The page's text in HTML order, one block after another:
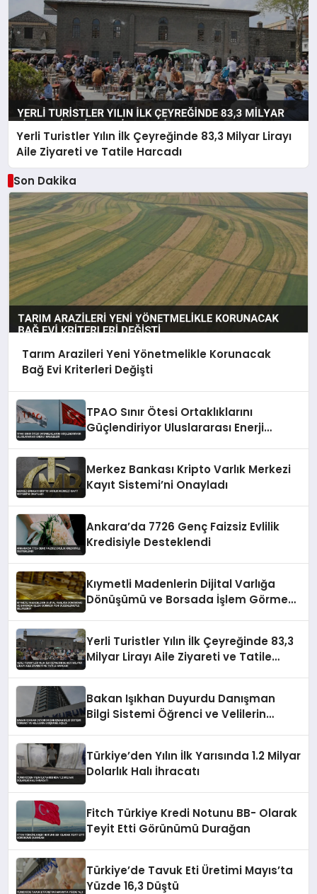
Yerli Turistler Yılın İlk Çeyreğinde 83,3 Milyar Lirayı
Aile Ziyareti ve Tatile Harcadı
Son Dakika
Tarım Arazileri Yeni Yönetmelikle Korunacak
Bağ Evi Kriterleri Değişti
TPAO Sınır Ötesi Ortaklıklarını
Güçlendiriyor Uluslararası Enerji
Merkez Bankası Kripto Varlık Merkezi
Kayıt Sistemi’ni Onayladı
Ankara’da 7726 Genç Faizsiz Evlilik
Kredisiyle Desteklendi
Kıymetli Madenlerin Dijital Varlığa
Dönüşümü ve Borsada İşlem Görmesi
Yerli Turistler Yılın İlk Çeyreğinde 83,3
Milyar Lirayı Aile Ziyareti ve Tatile
Bakan Işıkhan Duyurdu Danışman
Bilgi Sistemi Öğrenci ve Velilerin
Türkiye’den Yılın İlk Yarısında 1.2 Milyar
Dolarlık Halı İhracatı
Fitch Türkiye Kredi Notunu BB- Olarak
Teyit Etti Görünümü Durağan
Türkiye’de Tavuk Eti Üretimi Mayıs’ta
Yüzde 16,3 Düştü